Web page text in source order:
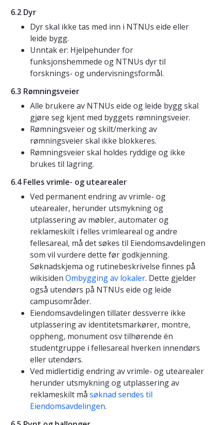
6.2 Dyr
Dyr skal ikke tas med inn i NTNUs eide eller
leide bygg.
Unntak er: Hjelpehunder for
funksjonshemmede og NTNUs dyr til
forsknings- og undervisningsformål.
6.3 Rømningsveier
Alle brukere av NTNUs eide og leide bygg skal
gjøre seg kjent med byggets rømningsveier.
Rømningsveier og skilt/merking av
rømningsveier skal ikke blokkeres.
Rømningsveier skal holdes ryddige og ikke
brukes til lagring.
6.4 Felles vrimle- og utearealer
Ved permanent endring av vrimle- og
utearealer, herunder utsmykning og
utplassering av møbler, automater og
reklameskilt i felles vrimleareal og andre
fellesareal, må det søkes til Eiendomsavdelingen
som vil vurdere dette før godkjenning.
Søknadskjema og rutinebeskrivelse finnes på
wikisiden Ombygging av lokaler. Dette gjelder
også utendørs på NTNUs eide og leide
campusområder.
Eiendomsavdelingen tillater dessverre ikke
utplassering av identitetsmarkører, montre,
oppheng, monument osv tilhørende én
studentgruppe i fellesareal hverken innendørs
eller utendørs.
Ved midlertidig endring av vrimle- og utearealer
herunder utsmykning og utplassering av
reklameskilt må søknad sendes til
Eiendomsavdelingen.